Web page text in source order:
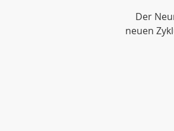
Der
neuen